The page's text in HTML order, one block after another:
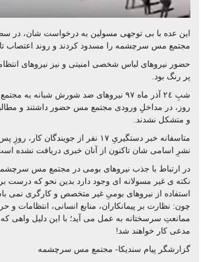
این عده با بی توجهی مسولین به درخواست شان، در
مجتمع مس سرچشمه را مسدود کردند و روند اعتصاب
حضور نیروهای لباس شخصی امنیتی و نیز نیروهای
پر رنگ بود.
شبِ ٢٤ آذر ماه ٩٧ نیروهای ضد شورش
روز، در مداخلِ ورودی مجتمع مس حضور داشتند و
و متشکل نشدند.
متاسفانه خبر دستگیریِ ١٧ نفر از
نشرِ اسامی شان تاکنون از آنان خبری دریافت نشده
در ارتباط با جذب نیروهای بومی در مجتمع مس
نکته ی غیر مسولانه ای وجود دارد بدین نحو که درست
استفاده از نیروهای بومیِ غیر متخصص و کارگری نمی
چون: نظارت بر پیمانکاران، منابع انسانی، انتظامات
ممانعتِ سرسختانه به عمل می آید؛ با این دلیل واهی که
مدعی کار خواهند شد!
گزارشگر پیام سندیکا- مجتمع مس سرچشمه